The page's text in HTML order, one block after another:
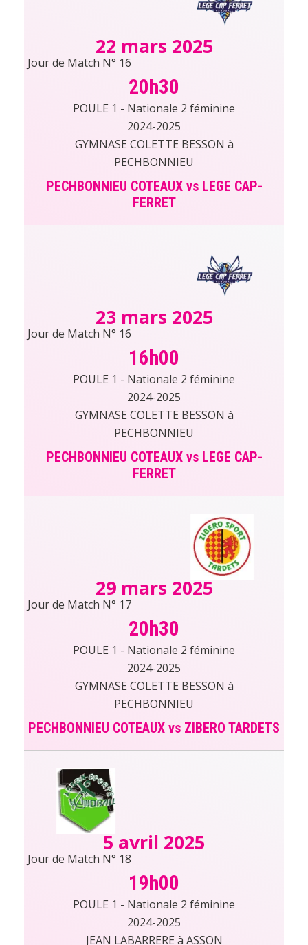
22 mars 2025
Jour de Match N° 16
20h30
POULE 1 - Nationale 2 féminine
2024-2025
GYMNASE COLETTE BESSON à
PECHBONNIEU
PECHBONNIEU COTEAUX vs LEGE CAP-
FERRET
23 mars 2025
Jour de Match N° 16
16h00
POULE 1 - Nationale 2 féminine
2024-2025
GYMNASE COLETTE BESSON à
PECHBONNIEU
PECHBONNIEU COTEAUX vs LEGE CAP-
FERRET
29 mars 2025
Jour de Match N° 17
20h30
POULE 1 - Nationale 2 féminine
2024-2025
GYMNASE COLETTE BESSON à
PECHBONNIEU
PECHBONNIEU COTEAUX vs ZIBERO TARDETS
5 avril 2025
Jour de Match N° 18
19h00
POULE 1 - Nationale 2 féminine
2024-2025
JEAN LABARRERE à ASSON